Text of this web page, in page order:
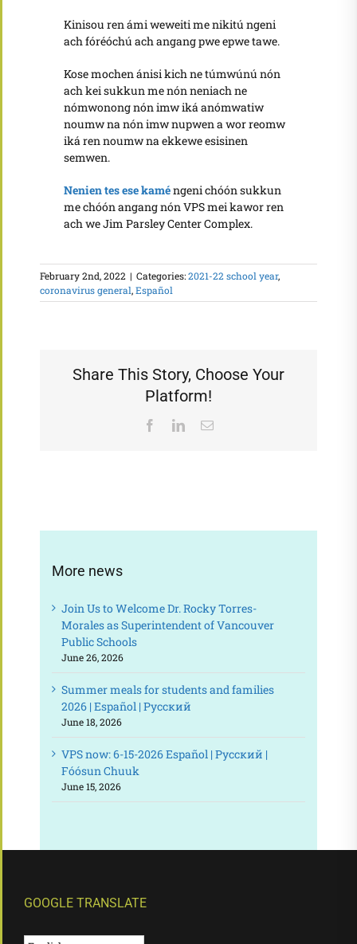
Kinisou ren ámi weweiti me nikitú ngeni
ach fóréóchú ach angang pwe epwe tawe.
Kose mochen ánisi kich ne túmwúnú nón
ach kei sukkun me nón neniach ne
nómwonong nón imw iká anómwatiw
noumw na nón imw nupwen a wor reomw
iká ren noumw na ekkewe esisinen
semwen.
Nenien tes ese kaméngeni chóón sukkun
me chóón angang nón VPS mei kawor ren
ach we Jim Parsley Center Complex.
February 2nd, 2022 | Categories:2021-22 school year,
coronavirus general,Español
Share This Story, Choose Your
Platform!
FacebookLinkedInEmail
More news
Join Us to Welcome Dr. Rocky Torres-
Morales as Superintendent of Vancouver
Public Schools
June 26, 2026
Summer meals for students and families
2026 | Español | Русский
June 18, 2026
VPS now: 6-15-2026 Español | Русский |
Fóósun Chuuk
June 15, 2026
GOOGLE TRANSLATE